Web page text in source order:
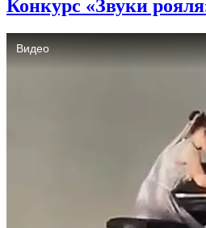
Конкурс «Звуки